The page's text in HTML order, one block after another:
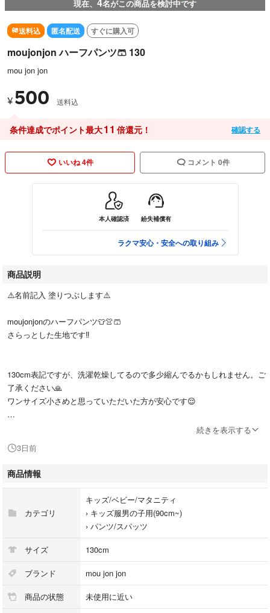
現在、
名がこの商品を検討中です
送料込 匿名配送 すぐに購入可
moujonjon ハーフパンツ🩳 130
mou jon jon
¥ 500 送料込
条件達成でポイント最大11 倍還元！ 確認する
いいね 4件 コメント 0件
本人確認済 紛失補償有
ラクマ安心・安全への取り組み
商品説明
⚠️名前記入 塗りつぶします⚠️
moujonjonのハーフパンツ👕👚🩳
さらっとした生地です‼️
130cm表記ですが、洗濯乾燥してるので多少縮んでるかもしれません。ご
了承ください🙏
ワンサイズ小さめと思っていただいた方が安心です😌
#FOKIDS #ampersand
#ムージョンジョン #moujonjon
#120cm #130cm #140cm
#子供服 #こどもふく
続きを表示する
3日前
商品情報
カテゴリ
キッズ/ベビー/マタニティ
› キッズ服男の子用(90cm~)
› パンツ/スパッツ
サイズ 130cm
ブランド mou jon jon
商品の状態 未使用に近い